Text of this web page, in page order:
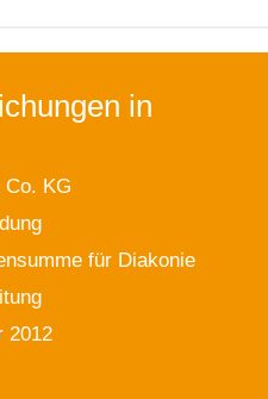
in
Co. KG
für Diakonie
2012